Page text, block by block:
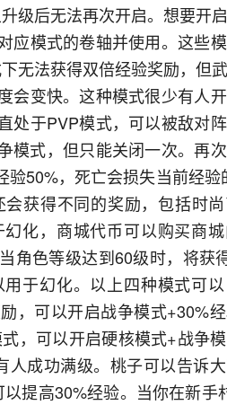
级后无法再次开启。想要开启
应模式的卷轴并使用。这些
无法获得双倍经验奖励，但
会变快。这种模式很少有人
处于PVP模式，可以被敌对
模式，但只能关闭一次。再
50%，死亡会损失当前经验
获得不同的奖励，包括时
化，商城代币可以购买商
角色等级达到60级时，将获
于幻化。以上四种模式可
，可以开启战争模式+30%
，可以开启硬核模式+战争模
成功满级。桃子可以告诉
提高30%经验。当你在新手